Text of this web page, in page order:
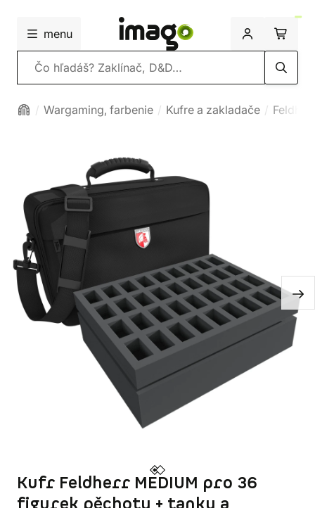
menu
Vyhľadávanie
Wargaming, farbenie Kufre a zakladače Feldherr
Kufr Feldherr MEDIUM pro 36